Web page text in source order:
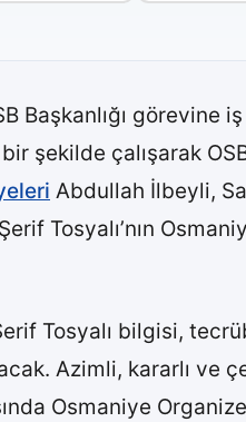
Başkanlığı
şekilde çalışarak
Abdullah İlbeyli,
Tosyalı’nın
Tosyalı bilgisi,
Azimli, kararlı
Osmaniye